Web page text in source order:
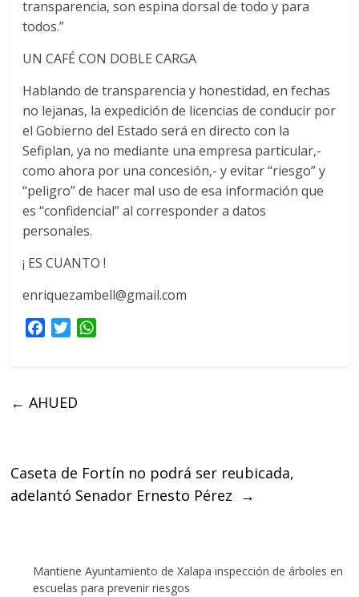
transparencia, son espina dorsal de todo y para
todos.”
UN CAFÉ CON DOBLE CARGA
Hablando de transparencia y honestidad, en fechas
no lejanas, la expedición de licencias de conducir por
el Gobierno del Estado será en directo con la
Sefiplan, ya no mediante una empresa particular,-
como ahora por una concesión,- y evitar “riesgo” y
“peligro” de hacer mal uso de esa información que
es “confidencial” al corresponder a datos
personales.
¡ ES CUANTO !
enriquezambell@gmail.com
b
T
t
← AHUED
Caseta de Fortín no podrá ser reubicada,
adelantó Senador Ernesto Pérez →
Mantiene Ayuntamiento de Xalapa inspección de árboles en
escuelas para prevenir riesgos